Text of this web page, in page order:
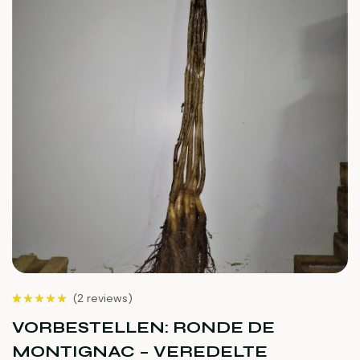
5.00von 5,
basierend auf
ngen
(2 reviews)
VORBESTELLEN: RONDE DE
MONTIGNAC – VEREDELTE